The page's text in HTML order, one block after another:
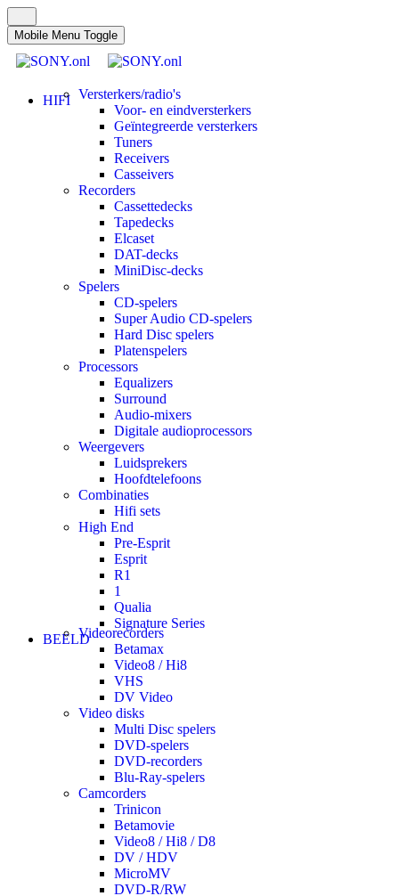
Mobile Menu Toggle
HIFI Versterkers/radio's
Voor- en eindversterkers
Geïntegreerde versterkers
Tuners
Receivers
Casseivers
Recorders
Cassettedecks
Tapedecks
Elcaset
DAT-decks
MiniDisc-decks
Spelers
CD-spelers
Super Audio CD-spelers
Hard Disc spelers
Platenspelers
Processors
Equalizers
Surround
Audio-mixers
Digitale audioprocessors
Weergevers
Luidsprekers
Hoofdtelefoons
Combinaties
Hifi sets
High End
Pre-Esprit
Esprit
R1
1
Qualia
Signature Series
BEELDVideorecorders
Betamax
Video8 / Hi8
VHS
DV Video
Video disks
Multi Disc spelers
DVD-spelers
DVD-recorders
Blu-Ray-spelers
Camcorders
Trinicon
Betamovie
Video8 / Hi8 / D8
DV / HDV
MicroMV
DVD-R/RW